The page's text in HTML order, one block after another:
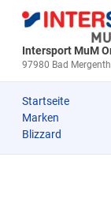
Intersport MuM
97980 Bad
Startseite
Marken
Blizzard
Zu den